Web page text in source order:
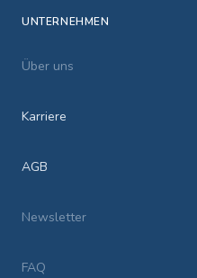
UNTERNEHMEN
Über uns
Karriere
AGB
Newsletter
FAQ